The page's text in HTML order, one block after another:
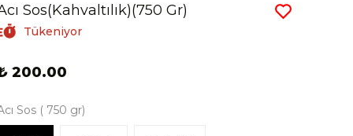
Sos(Kahvaltılık)(750 Gr)
Tükeniyor
200.00
Sos ( 750 gr)